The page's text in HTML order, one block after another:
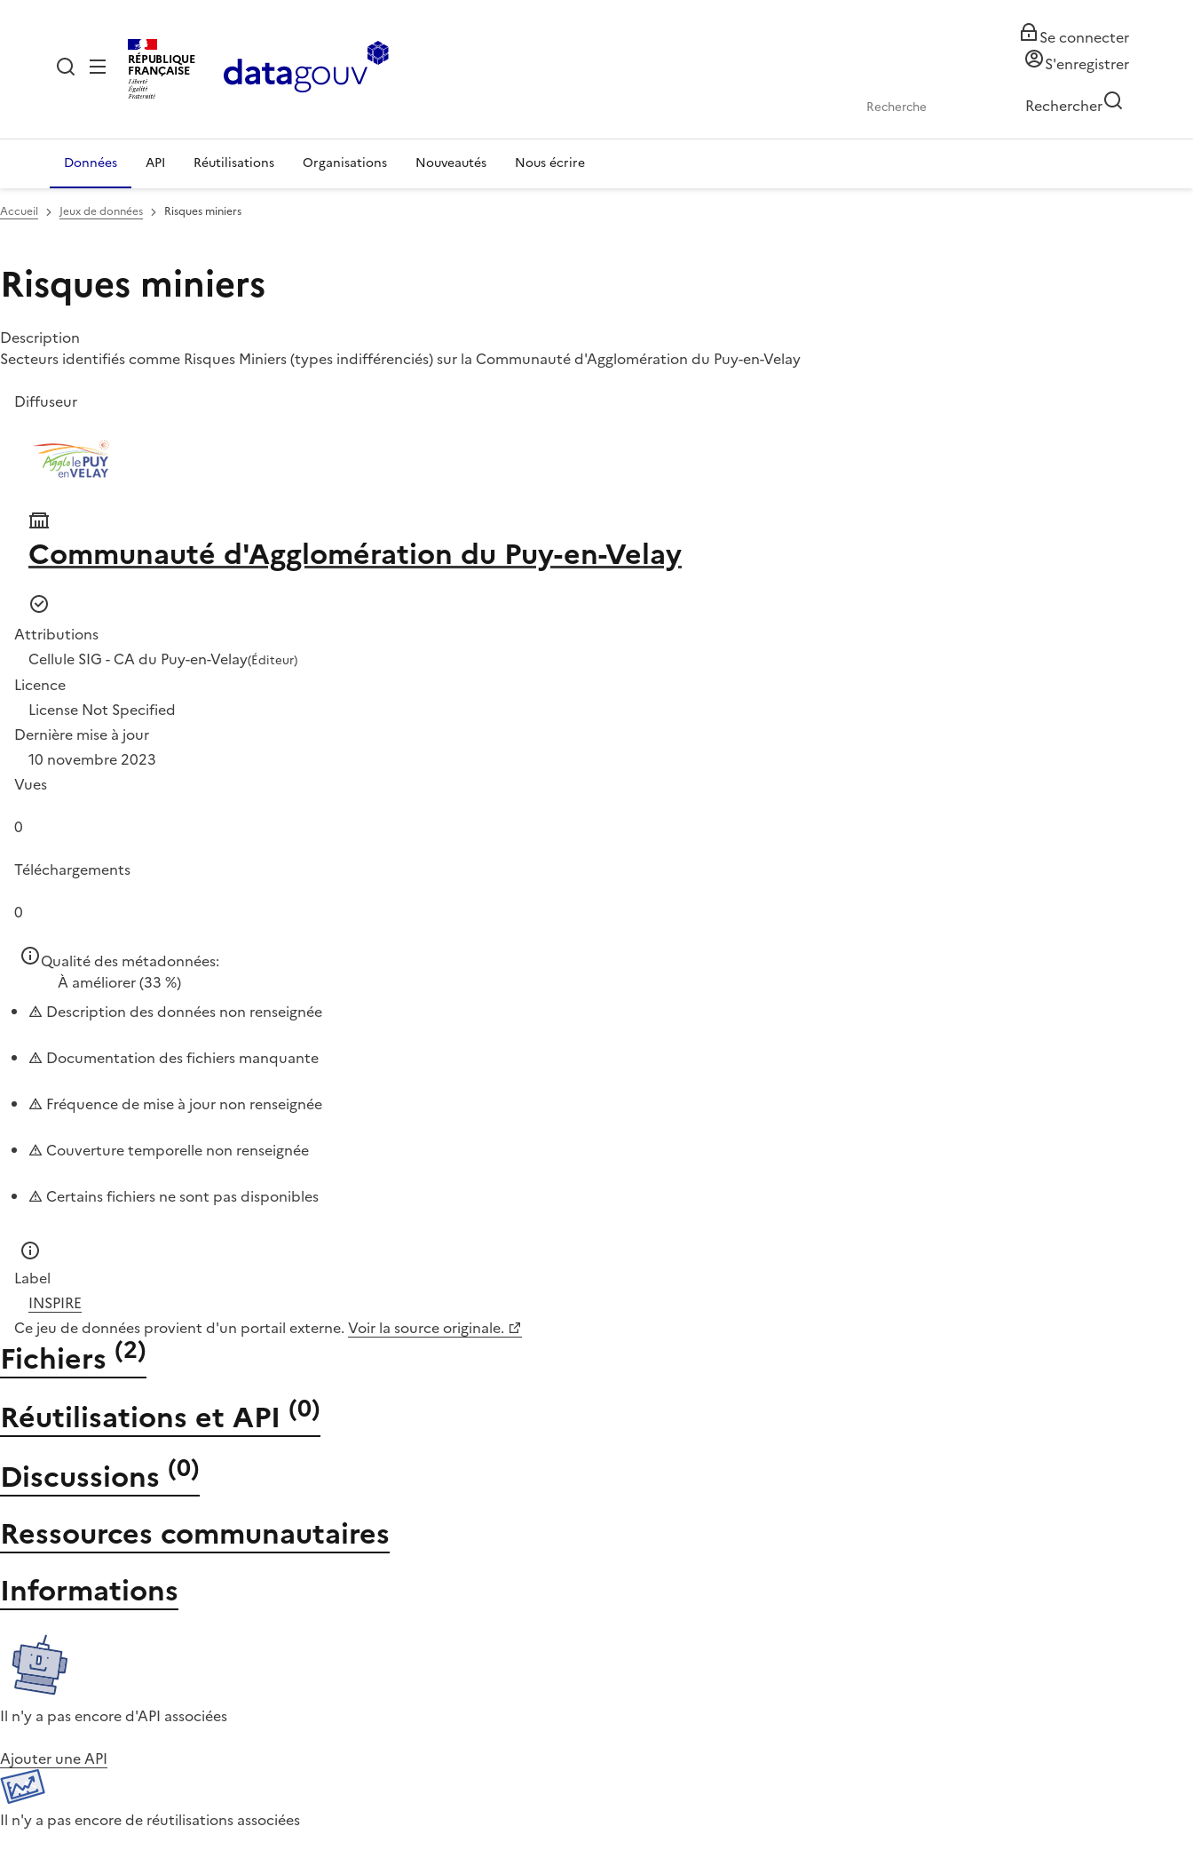
RÉPUBLIQUE
FRANÇAISE
Se connecter
S'enregistrer
Rechercher
Données API Réutilisations Organisations Nouveautés Nous écrire
Accueil Jeux de données Risques miniers
Risques miniers
Description
Secteurs identifiés comme Risques Miniers (types indifférenciés) sur la Communauté d'Agglomération du Puy-en-Velay
Diffuseur
Communauté d'Agglomération du Puy-en-Velay
Attributions
Cellule SIG - CA du Puy-en-Velay(Éditeur)
Licence
License Not Specified
Dernière mise à jour
10 novembre 2023
Vues
0
Téléchargements
0
Qualité des métadonnées:
À améliorer(33 %)
Description des données non renseignée
Documentation des fichiers manquante
Fréquence de mise à jour non renseignée
Couverture temporelle non renseignée
Certains fichiers ne sont pas disponibles
Label
INSPIRE
Ce jeu de données provient d'un portail externe. Voir la source originale.
Fichiers (2)
Réutilisations et API (0)
Discussions (0)
Ressources communautaires
Informations
Il n'y a pas encore d'API associées
Ajouter une API
Il n'y a pas encore de réutilisations associées